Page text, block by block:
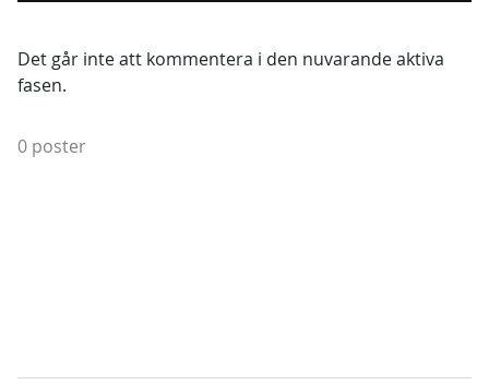
Det går inte att kommentera i den nuvarande aktiva
fasen.
0 poster